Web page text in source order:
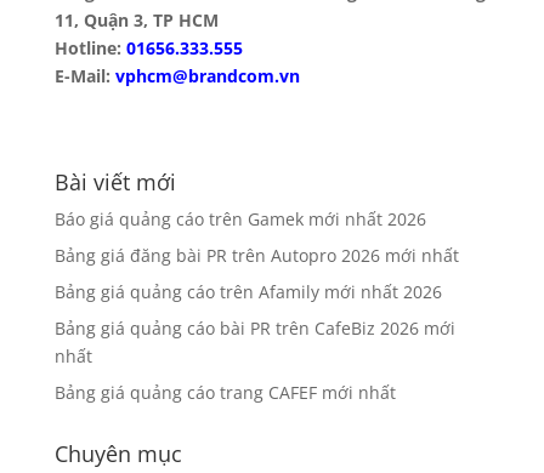
11, Quận 3, TP HCM
Hotline: 01656.333.555
E-Mail: vphcm@brandcom.vn
Bài viết mới
Báo giá quảng cáo trên Gamek mới nhất 2026
Bảng giá đăng bài PR trên Autopro 2026 mới nhất
Bảng giá quảng cáo trên Afamily mới nhất 2026
Bảng giá quảng cáo bài PR trên CafeBiz 2026 mới
nhất
Bảng giá quảng cáo trang CAFEF mới nhất
Chuyên mục